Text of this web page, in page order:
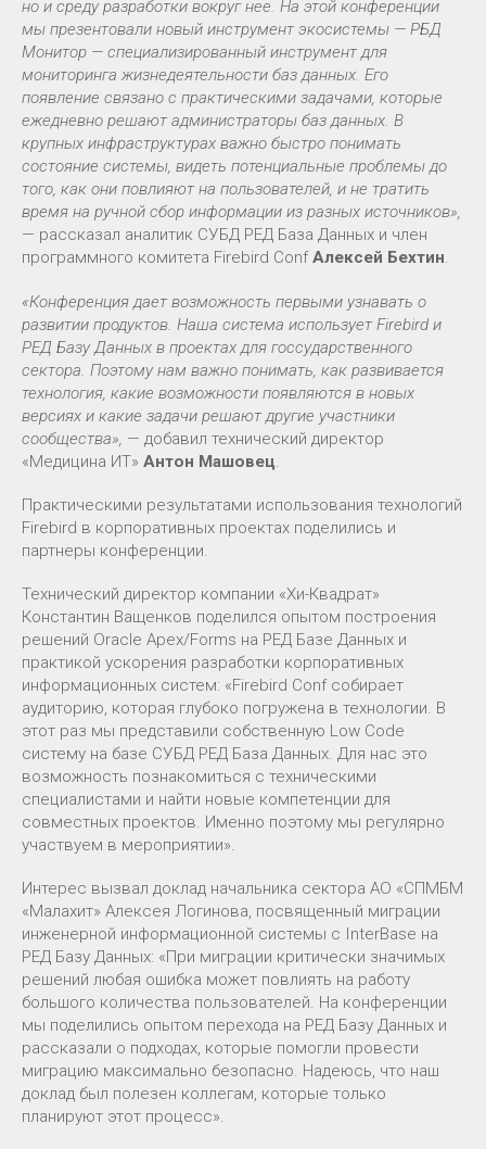
но и среду разработки вокруг нее. На этой конференции
мы презентовали новый инструмент экосистемы — РБД
Монитор — специализированный инструмент для
мониторинга жизнедеятельности баз данных. Его
появление связано с практическими задачами, которые
ежедневно решают администраторы баз данных. В
крупных инфраструктурах важно быстро понимать
состояние системы, видеть потенциальные проблемы до
того, как они повлияют на пользователей, и не тратить
время на ручной сбор информации из разных источников»,
— рассказал аналитик СУБД РЕД База Данных и член
программного комитета Firebird ConfАлексей Бехтин.
«Конференция дает возможность первыми узнавать о
развитии продуктов. Наша система использует Firebird и
РЕД Базу Данных в проектах для госсударственного
сектора. Поэтому нам важно понимать, как развивается
технология, какие возможности появляются в новых
версиях и какие задачи решают другие участники
сообщества», — добавил технический директор
«Медицина ИТ» Антон Машовец.
Практическими результатами использования технологий
Firebird в корпоративных проектах поделились и
партнеры конференции.
Технический директор компании «Хи-Квадрат»
Константин Ващенков поделился опытом построения
решений Oracle Apex/Forms на РЕД Базе Данных и
практикой ускорения разработки корпоративных
информационных систем: «Firebird Conf собирает
аудиторию, которая глубоко погружена в технологии. В
этот раз мы представили собственную Low Code
систему на базе СУБД РЕД База Данных. Для нас это
возможность познакомиться с техническими
специалистами и найти новые компетенции для
совместных проектов. Именно поэтому мы регулярно
участвуем в мероприятии».
Интерес вызвал доклад начальника сектора АО «СПМБМ
«Малахит» Алексея Логинова, посвященный миграции
инженерной информационной системы с InterBase на
РЕД Базу Данных: «При миграции критически значимых
решений любая ошибка может повлиять на работу
большого количества пользователей. На конференции
мы поделились опытом перехода на РЕД Базу Данных и
рассказали о подходах, которые помогли провести
миграцию максимально безопасно. Надеюсь, что наш
доклад был полезен коллегам, которые только
планируют этот процесс».